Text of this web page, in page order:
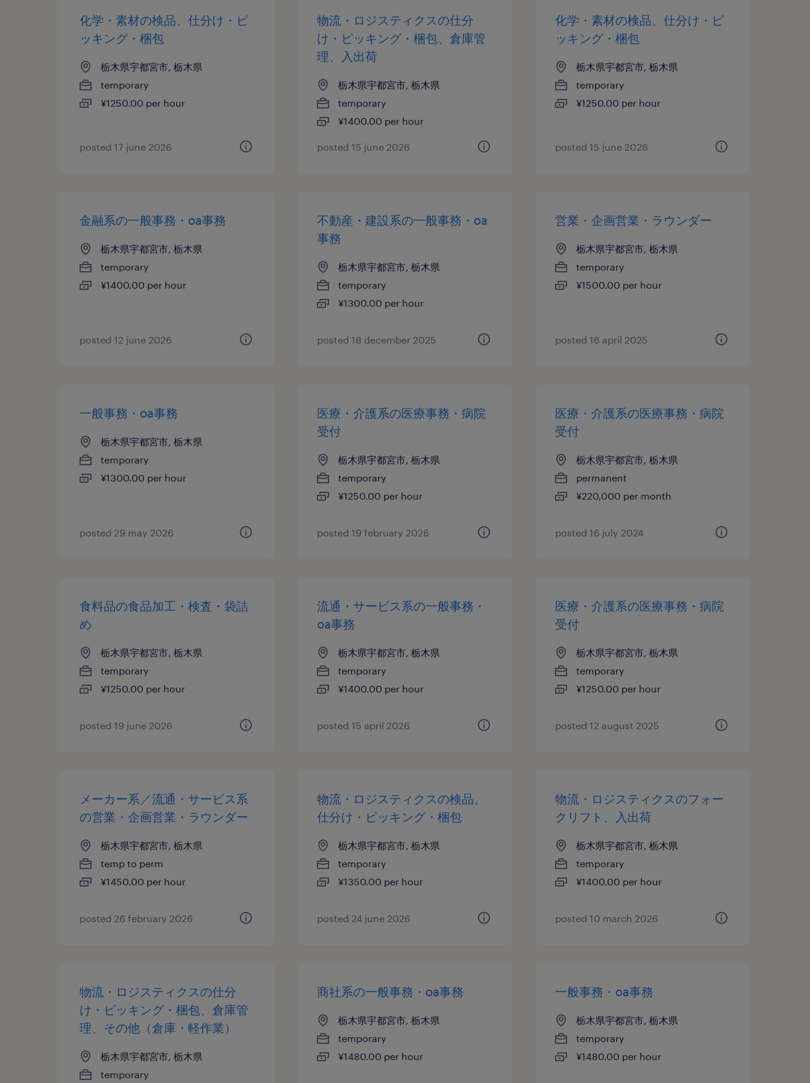
化学・素材の検品、仕分け・ピ
ッキング・梱包
栃木県宇都宮市, 栃木県
temporary
¥1250.00 per hour
posted 17 june 2026
物流・ロジスティクスの仕分
け・ピッキング・梱包、倉庫管
理、入出荷
栃木県宇都宮市, 栃木県
temporary
¥1400.00 per hour
posted 15 june 2026
化学・素材の検品、仕分け・ピ
ッキング・梱包
栃木県宇都宮市, 栃木県
temporary
¥1250.00 per hour
posted 15 june 2026
金融系の一般事務・oa事務
栃木県宇都宮市, 栃木県
temporary
¥1400.00 per hour
posted 12 june 2026
不動産・建設系の一般事務・oa
事務
栃木県宇都宮市, 栃木県
temporary
¥1300.00 per hour
posted 18 december 2025
営業・企画営業・ラウンダー
栃木県宇都宮市, 栃木県
temporary
¥1500.00 per hour
posted 16 april 2025
一般事務・oa事務
栃木県宇都宮市, 栃木県
temporary
¥1300.00 per hour
posted 29 may 2026
医療・介護系の医療事務・病院
受付
栃木県宇都宮市, 栃木県
temporary
¥1250.00 per hour
posted 19 february 2026
医療・介護系の医療事務・病院
受付
栃木県宇都宮市, 栃木県
permanent
¥220,000 per month
posted 16 july 2024
食料品の食品加工・検査・袋詰
め
栃木県宇都宮市, 栃木県
temporary
¥1250.00 per hour
posted 19 june 2026
流通・サービス系の一般事務・
oa事務
栃木県宇都宮市, 栃木県
temporary
¥1400.00 per hour
posted 15 april 2026
医療・介護系の医療事務・病院
受付
栃木県宇都宮市, 栃木県
temporary
¥1250.00 per hour
posted 12 august 2025
メーカー系／流通・サービス系
の営業・企画営業・ラウンダー
栃木県宇都宮市, 栃木県
temp to perm
¥1450.00 per hour
posted 26 february 2026
物流・ロジスティクスの検品、
仕分け・ピッキング・梱包
栃木県宇都宮市, 栃木県
temporary
¥1350.00 per hour
posted 24 june 2026
物流・ロジスティクスのフォー
クリフト、入出荷
栃木県宇都宮市, 栃木県
temporary
¥1400.00 per hour
posted 10 march 2026
物流・ロジスティクスの仕分
け・ピッキング・梱包、倉庫管
理、その他（倉庫・軽作業）
栃木県宇都宮市, 栃木県
temporary
商社系の一般事務・oa事務
栃木県宇都宮市, 栃木県
temporary
¥1480.00 per hour
一般事務・oa事務
栃木県宇都宮市, 栃木県
temporary
¥1480.00 per hour